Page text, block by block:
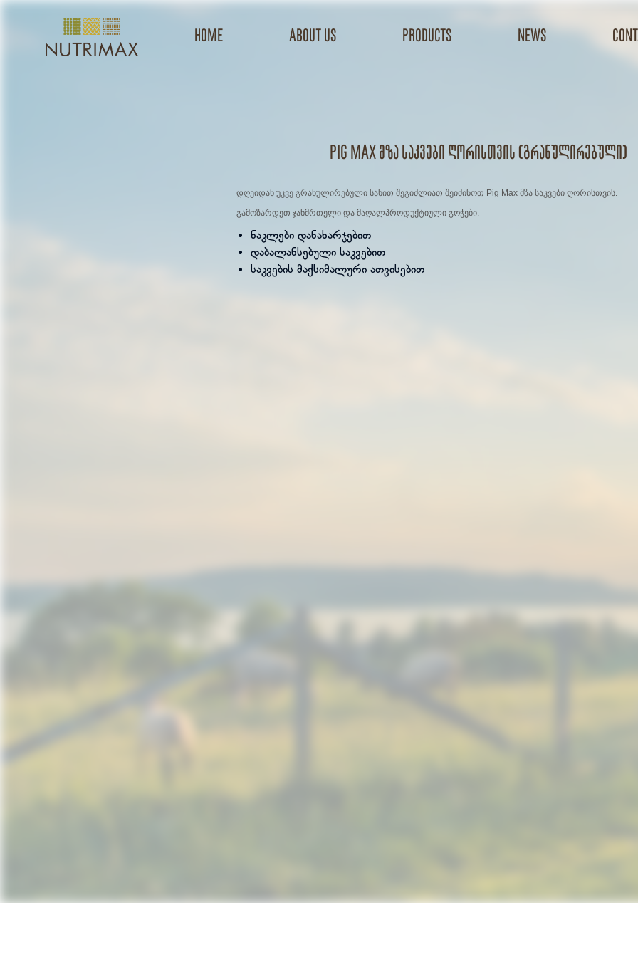
Home about us products news
Pig Max მზა საკვები ღორისთვის (გრანულირებული)
დღეიდან უკვე გრანულირებული სახით შეგიძლიათ შეიძინოთ Pig Max მზა საკვები ღორისთვის.
გამოზარდეთ ჯანმრთელი და მაღალპროდუქტიული გოჭები:
ნაკლები დანახარჯებით
დაბალანსებული საკვებით
საკვების მაქსიმალური ათვისებით